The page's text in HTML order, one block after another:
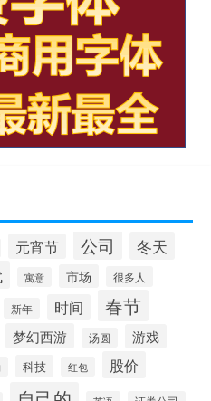
元宵节 公司 冬天
寓意 市场 很多人
新年 时间 春节
梦幻西游 汤圆
游戏
科技 红包 股价